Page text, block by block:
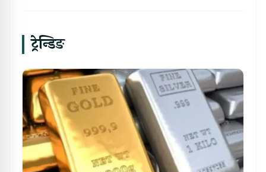
ट्रेन्डिङ